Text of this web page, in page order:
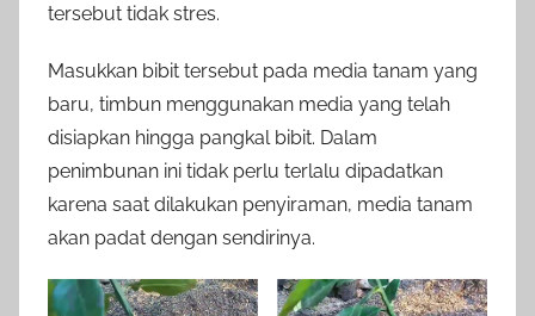
tersebut tidak stres.
Masukkan bibit tersebut pada media tanam yang
baru, timbun menggunakan media yang telah
disiapkan hingga pangkal bibit. Dalam
penimbunan ini tidak perlu terlalu dipadatkan
karena saat dilakukan penyiraman, media tanam
akan padat dengan sendirinya.